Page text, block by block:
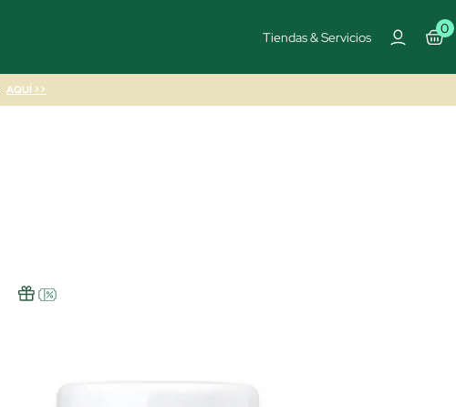
Tiendas & Servicios
0
AQUÍ >>